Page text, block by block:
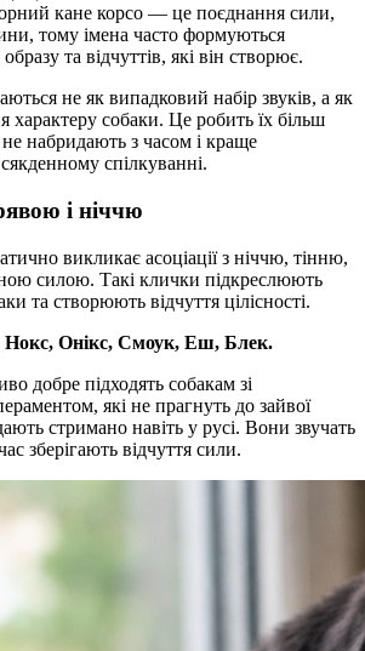
кане корсо — це поєднання сили,
тому імена часто формуються
та відчуттів, які він створює.
не як випадковий набір звуків, а як
характеру собаки. Це робить їх більш
набридають з часом і краще
спілкуванні.
і ніччю
викликає асоціації з ніччю, тінню,
силою. Такі клички підкреслюють
та створюють відчуття цілісності.
Онікс, Смоук, Еш, Блек.
добре підходять собакам зі
які не прагнуть до зайвої
стримано навіть у русі. Вони звучать
зберігають відчуття сили.